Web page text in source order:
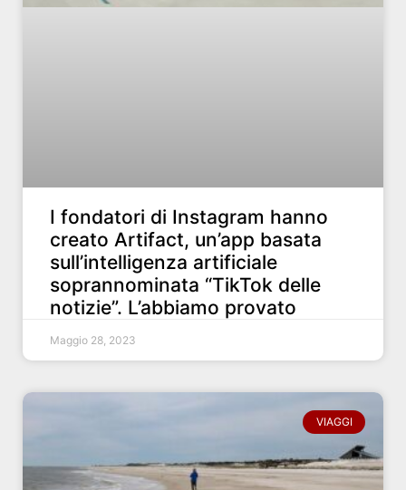
I fondatori di Instagram hanno
creato Artifact, un’app basata
sull’intelligenza artificiale
soprannominata “TikTok delle
notizie”. L’abbiamo provato
Maggio 28, 2023
VIAGGI